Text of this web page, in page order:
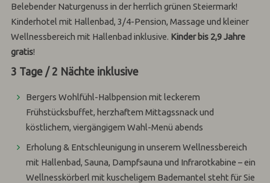
Belebender Naturgenuss in der herrlich grünen Steiermark!
Kinderhotel mit Hallenbad, 3/4-Pension, Massage und kleiner
Wellnessbereich mit Hallenbad inklusive. Kinder bis 2,9 Jahre
gratis!
3 Tage / 2 Nächte inklusive
Bergers Wohlfühl-Halbpension mit leckerem
Frühstücksbuffet, herzhaftem Mittagssnack und
köstlichem, viergängigem Wahl-Menü abends
Erholung & Entschleunigung in unseremWellnessbereich
mit Hallenbad, Sauna, Dampfsauna und Infrarotkabine – ein
Wellnesskörberl mit kuscheligem Bademantel steht für Sie